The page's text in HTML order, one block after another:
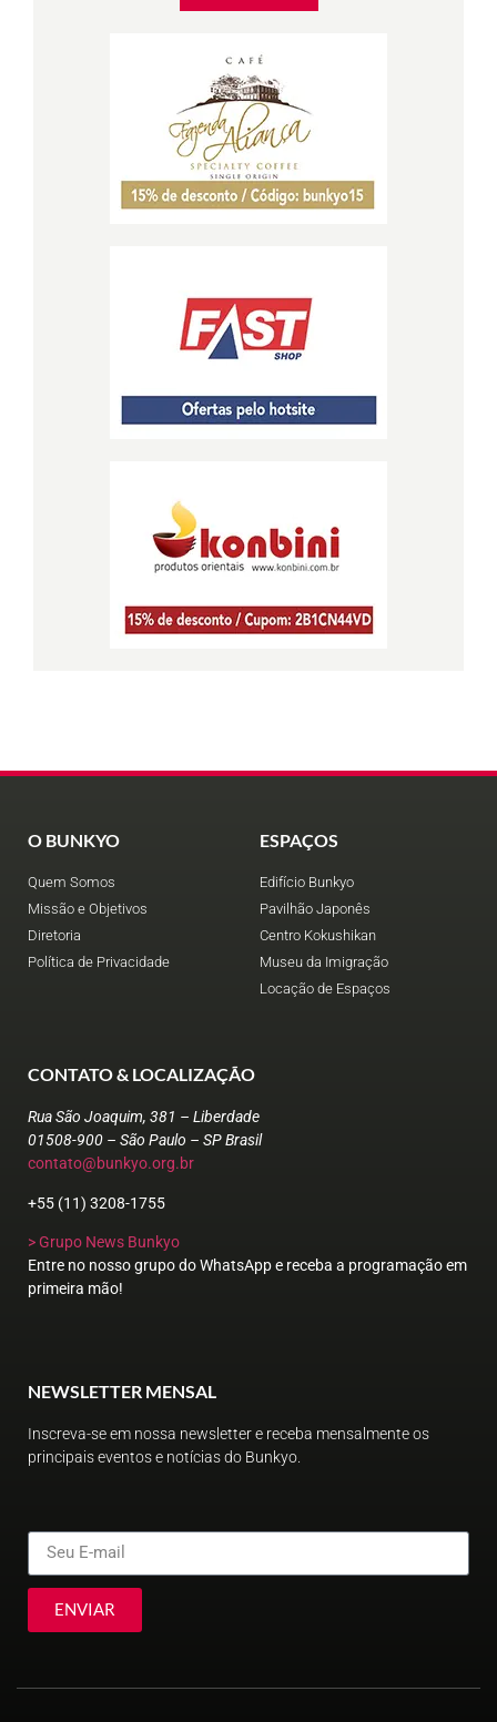
O BUNKYO
Quem Somos
Missão e Objetivos
Diretoria
Política de Privacidade
ESPAÇOS
Edifício Bunkyo
Pavilhão Japonês
Centro Kokushikan
Museu da Imigração
Locação de Espaços
CONTATO & LOCALIZAÇÃO
Rua São Joaquim, 381 – Liberdade
01508-900 – São Paulo – SP Brasil
contato@bunkyo.org.br
+55 (11) 3208-1755
> Grupo News Bunkyo
Entre no nosso grupo do WhatsApp e receba a programação em
primeira mão!
NEWSLETTER MENSAL
Inscreva-se em nossa newsletter e receba mensalmente os
principais eventos e notícias do Bunkyo.
ENVIAR